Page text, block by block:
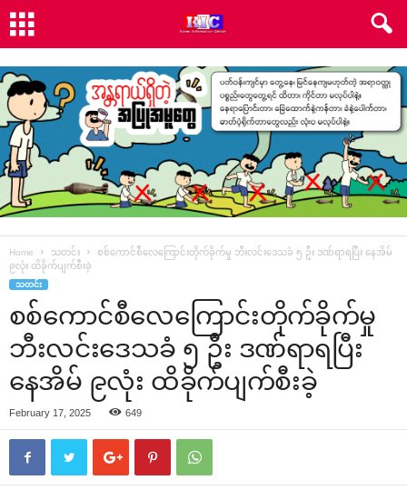
Home သတင်း
စစ်ကောင်စီလေကြောင်းတိုက်ခိုက်မှု ဘီးလင်းဒေသခံ ၅ ဦး ဒဏ်ရာရပြီး နေအိမ်
၉လုံး ထိခိုက်ပျက်စီးခဲ့
သတင်း
စစ်ကောင်စီလေကြောင်းတိုက်ခိုက်မှု
ဘီးလင်းဒေသခံ ၅ ဦး ဒဏ်ရာရပြီး
နေအိမ် ၉လုံး ထိခိုက်ပျက်စီးခဲ့
February 17, 2025 649